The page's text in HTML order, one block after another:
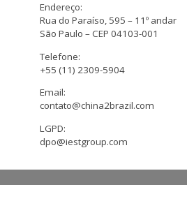
Endereço:
Rua do Paraíso, 595 – 11º andar
São Paulo – CEP 04103-001
Telefone:
+55 (11) 2309-5904
Email:
contato@china2brazil.com
LGPD:
dpo@iestgroup.com